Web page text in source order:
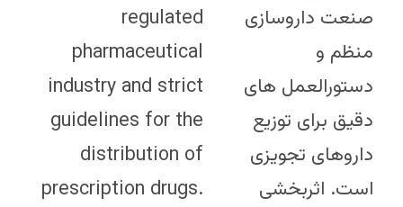
regulated
pharmaceutical
industry and strict
guidelines for the
distribution of
prescription drugs.
صنعت داروسازی
منظم و
دستورالعمل های
دقیق برای توزیع
داروهای تجویزی
است. اثربخشی